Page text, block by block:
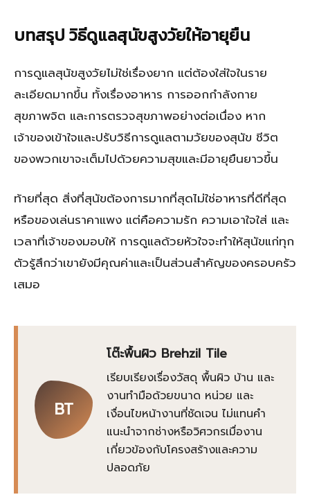
บทสรุป วิธีดูแลสุนัขสูงวัยให้อายุยืน
การดูแลสุนัขสูงวัยไม่ใช่เรื่องยาก แต่ต้องใส่ใจในราย
ละเอียดมากขึ้น ทั้งเรื่องอาหาร การออกกำลังกาย
สุขภาพจิต และการตรวจสุขภาพอย่างต่อเนื่อง หาก
เจ้าของเข้าใจและปรับวิธีการดูแลตามวัยของสุนัข ชีวิต
ของพวกเขาจะเต็มไปด้วยความสุขและมีอายุยืนยาวขึ้น
ท้ายที่สุด สิ่งที่สุนัขต้องการมากที่สุดไม่ใช่อาหารที่ดีที่สุด
หรือของเล่นราคาแพง แต่คือความรัก ความเอาใจใส่ และ
เวลาที่เจ้าของมอบให้ การดูแลด้วยหัวใจจะทำให้สุนัขแก่ทุก
ตัวรู้สึกว่าเขายังมีคุณค่าและเป็นส่วนสำคัญของครอบครัว
เสมอ
BT
โต๊ะพื้นผิว Brehzil Tile
เรียบเรียงเรื่องวัสดุ พื้นผิว บ้าน และ
งานทำมือด้วยขนาด หน่วย และ
เงื่อนไขหน้างานที่ชัดเจน ไม่แทนคำ
แนะนำจากช่างหรือวิศวกรเมื่องาน
เกี่ยวข้องกับโครงสร้างและความ
ปลอดภัย